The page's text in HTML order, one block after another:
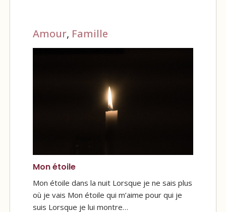
Amour, Famille
Mon étoile
Mon étoile dans la nuit Lorsque je ne sais plus
où je vais Mon étoile qui m’aime pour qui je
suis Lorsque je lui montre…